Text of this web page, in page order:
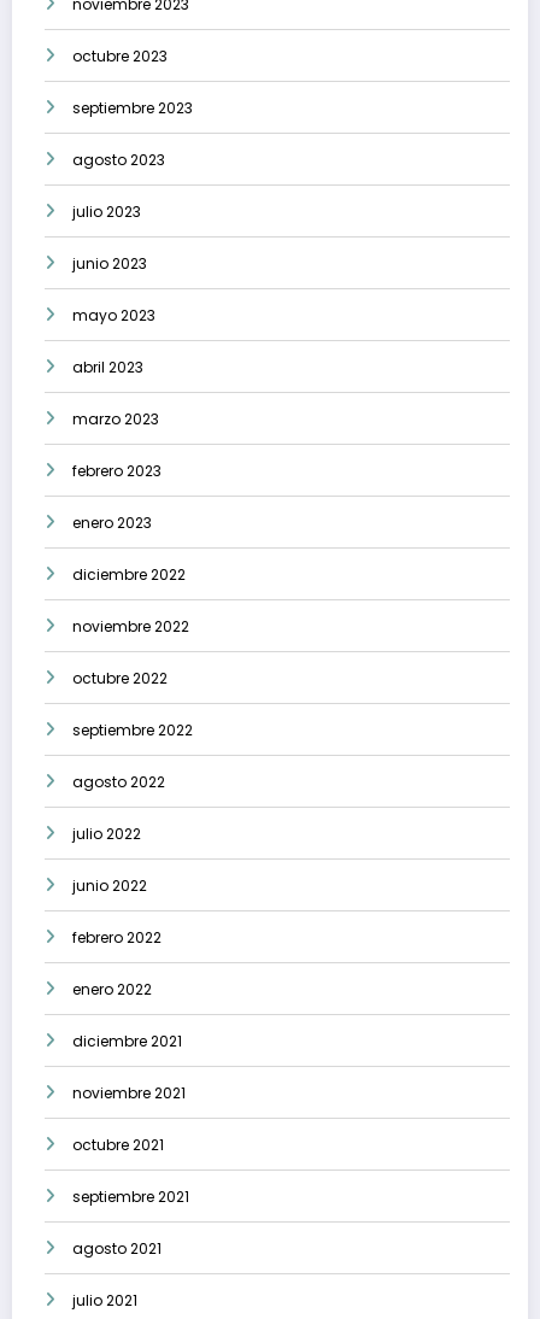
noviembre 2023
octubre 2023
septiembre 2023
agosto 2023
julio 2023
junio 2023
mayo 2023
abril 2023
marzo 2023
febrero 2023
enero 2023
diciembre 2022
noviembre 2022
octubre 2022
septiembre 2022
agosto 2022
julio 2022
junio 2022
febrero 2022
enero 2022
diciembre 2021
noviembre 2021
octubre 2021
septiembre 2021
agosto 2021
julio 2021